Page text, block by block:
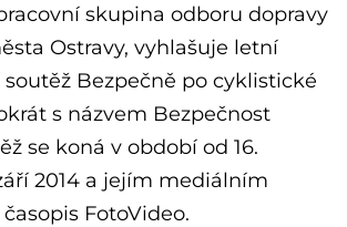
skupina odboru dopravy
Ostravy, vyhlašuje letní
Bezpečně po cyklistické
s názvem Bezpečnost
se koná v období od 16.
2014 a jejím mediálním
FotoVideo.